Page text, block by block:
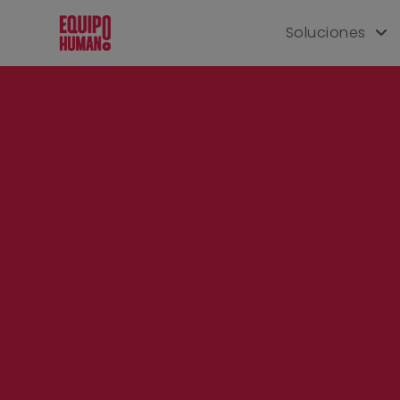
Soluciones